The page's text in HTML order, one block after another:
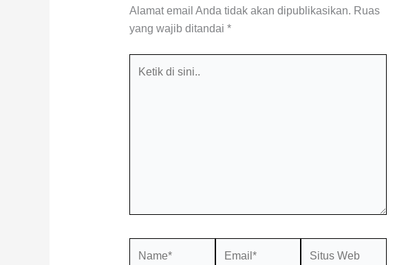
Alamat email Anda tidak akan dipublikasikan. Ruas
yang wajib ditandai *